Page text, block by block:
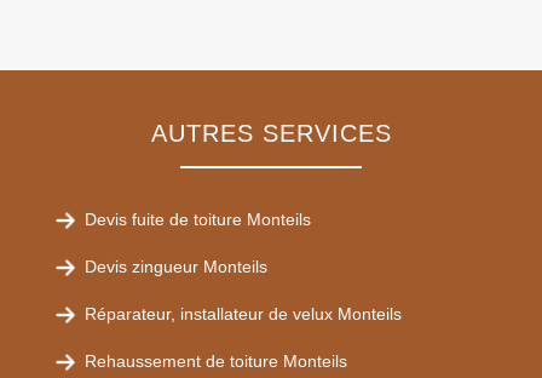
AUTRES SERVICES
Devis fuite de toiture Monteils
Devis zingueur Monteils
Réparateur, installateur de velux Monteils
Rehaussement de toiture Monteils